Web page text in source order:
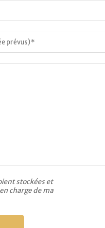
stockées et
charge de ma